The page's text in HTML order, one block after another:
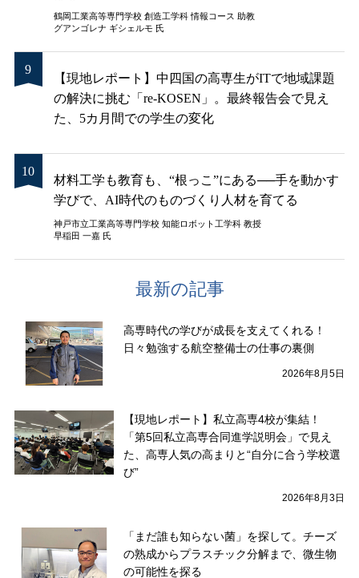
鶴岡工業高等専門学校 創造工学科 情報コース 助教
グアンゴレナ ギシェルモ 氏
【現地レポート】中四国の高専生がITで地域課題
の解決に挑む「re-KOSEN」。最終報告会で見え
た、5カ月間での学生の変化
材料工学も教育も、“根っこ”にある──手を動かす
学びで、AI時代のものづくり人材を育てる
神戸市立工業高等専門学校 知能ロボット工学科 教授
早稲田 一嘉 氏
最新の記事
高専時代の学びが成長を支えてくれる！
日々勉強する航空整備士の仕事の裏側
2026年8月5日
【現地レポート】私立高専4校が集結！
「第5回私立高専合同進学説明会」で見え
た、高専人気の高まりと“自分に合う学校選
び”
2026年8月3日
「まだ誰も知らない菌」を探して。チーズ
の熟成からプラスチック分解まで、微生物
の可能性を探る